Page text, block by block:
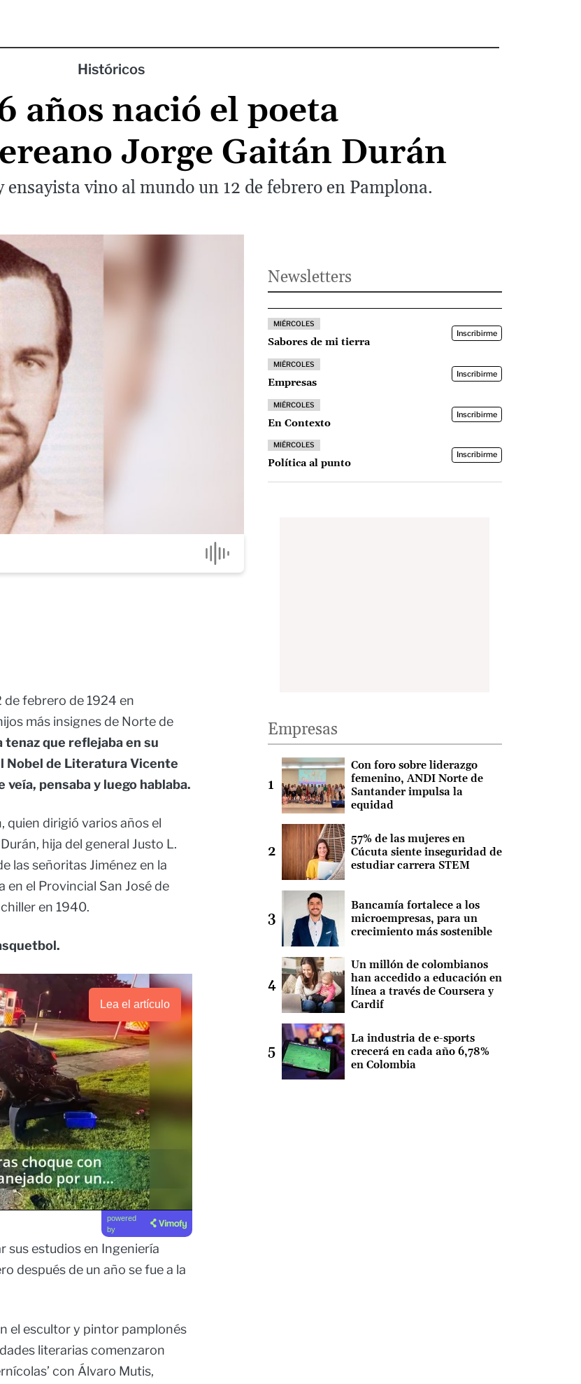
Históricos
años nació el poeta
Jorge Gaitán Durán
vino al mundo un 12 de febrero en Pamplona.
de febrero de 1924 en
más insignes de Norte de
tenaz que reflejaba en su
Nobel de Literatura Vicente
pensaba y luego hablaba.
quien dirigió varios años el
hija del general Justo L.
las señoritas Jiménez en la
el Provincial San José de
en 1940.
Lea el artículo
powered
by
sus estudios en Ingeniería
después de un año se fue a la
el escultor y pintor pamplonés
literarias comenzaron
con Álvaro Mutis,
Newsletters
MIÉRCOLES
Sabores de mi tierra
Inscribirme
MIÉRCOLES
Empresas
Inscribirme
MIÉRCOLES
En Contexto
Inscribirme
MIÉRCOLES
Política al punto
Inscribirme
Empresas
Con foro sobre liderazgo
femenino, ANDI Norte de
Santander impulsa la
equidad
57% de las mujeres en
Cúcuta siente inseguridad de
estudiar carrera STEM
Bancamía fortalece a los
microempresas, para un
crecimiento más sostenible
Un millón de colombianos
han accedido a educación en
línea a través de Coursera y
Cardif
La industria de e-sports
crecerá en cada año 6,78%
en Colombia